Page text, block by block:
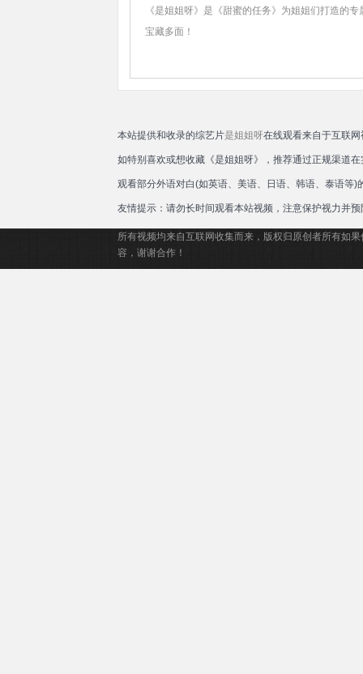
《是姐姐呀》是《甜蜜的任务》为姐姐们打造的
宝藏多面！
本站提供和收录的综艺片是姐姐呀在线观看来自于互联
如特别喜欢或想收藏《是姐姐呀》，推荐通过正规渠道
观看部分外语对白(如英语、美语、日语、韩语、泰语等
友情提示：请勿长时间观看本站视频，注意保护视力并预
所有视频均来自互联网收集而来，版权归原创者所有如
容，谢谢合作！